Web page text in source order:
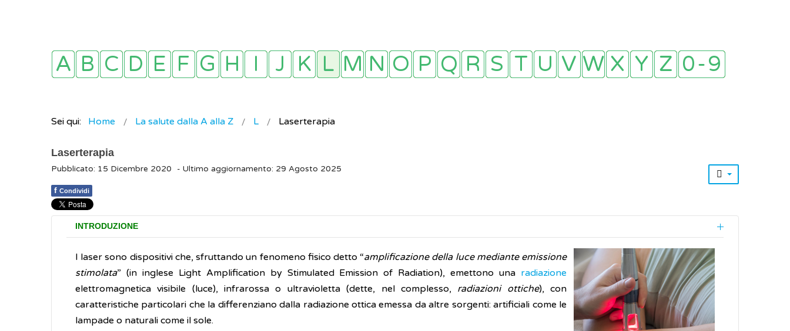
Sei qui: Home La salute dalla A alla Z L Laserterapia
Laserterapia
Pubblicato: 15 Dicembre 2020 - Ultimo aggiornamento: 29 Agosto 2025
f Condividi
INTRODUZIONE
I laser sono dispositivi che, sfruttando un fenomeno fisico detto “amplificazione della luce mediante emissione
stimolata” (in inglese Light Amplification by Stimulated Emission of Radiation), emettono una radiazione
elettromagnetica visibile (luce), infrarossa o ultravioletta (dette, nel complesso, radiazioni ottiche), con
caratteristiche particolari che la differenziano dalla radiazione ottica emessa da altre sorgenti: artificiali come le
lampade o naturali come il sole.